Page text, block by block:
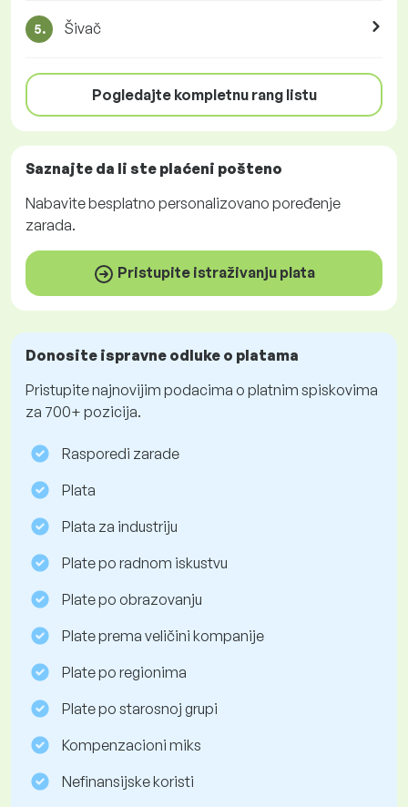
5. Šivač
Pogledajte kompletnu rang listu
Saznajte da li ste plaćeni pošteno
Nabavitebesplatno personalizovano poređenje
zarada.
Pristupite istraživanju plata
Donosite ispravne odluke o platama
Pristupite najnovijim podacima o platnim spiskovima
za 700+ pozicija.
Rasporedi zarade
Plata
Plata za industriju
Plate po radnom iskustvu
Plate po obrazovanju
Plate prema veličini kompanije
Plate po regionima
Plate po starosnoj grupi
Kompenzacioni miks
Nefinansijske koristi